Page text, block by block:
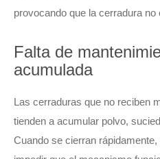
provocando que la cerradura
Falta de
acumulada
Las cerraduras que no reciben
tienden a acumular polvo,
Cuando se cierran